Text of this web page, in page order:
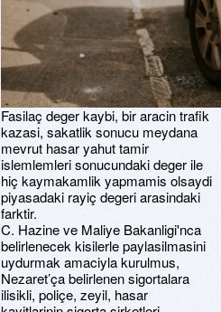
Fasilaç deger kaybi, bir aracin trafik
kazasi, sakatlik sonucu meydana
mevrut hasar yahut tamir
islemlemleri sonucundaki deger ile
hiç kaymakamlik yapmamis olsaydi
piyasadaki rayiç degeri arasindaki
farktir.
C. Hazine ve Maliye Bakanligi'nca
belirlenecek kisilerle paylasilmasini
uydurmak amaciyla kurulmus,
Nezaret’ça belirlenen sigortalara
ilisikli, poliçe, zeyil, hasar